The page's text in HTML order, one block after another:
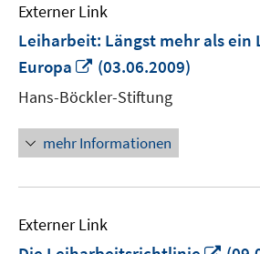
Externer Link
Leiharbeit: Längst mehr als ein
Europa
In
neuem
Fenster
öffnen
(03.06.2009)
Hans-Böckler-Stiftung
mehr Informationen
Externer Link